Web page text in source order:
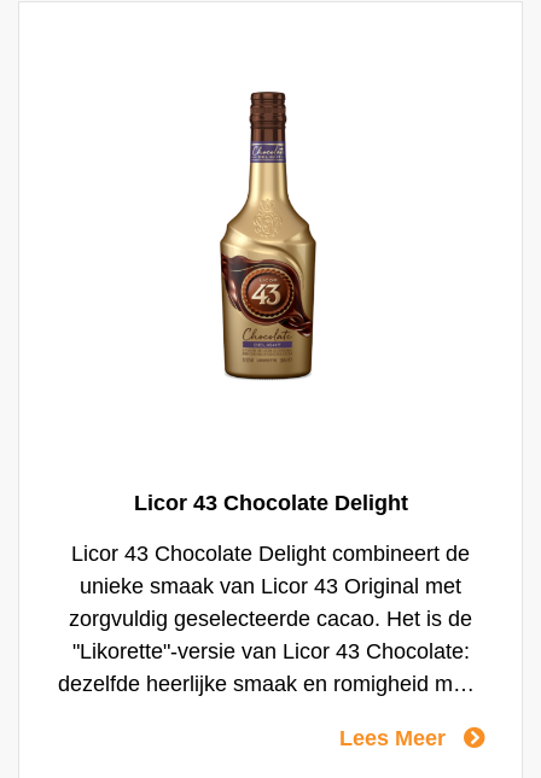
Licor 43 Chocolate Delight
Licor 43 Chocolate Delight combineert de
unieke smaak van Licor 43 Original met
zorgvuldig geselecteerde cacao. Het is de
"Likorette"-versie van Licor 43 Chocolate:
dezelfde heerlijke smaak en romigheid maar
speciaal voor het food retail kanaal. De
Lees Meer